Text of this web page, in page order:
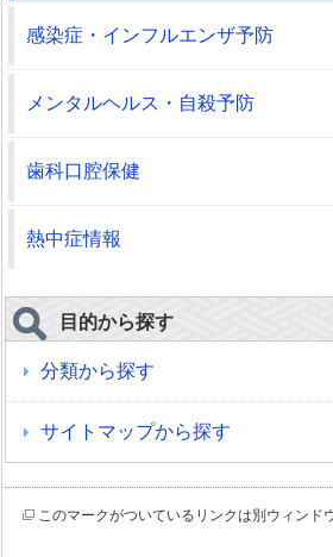
感染症・インフルエンザ予防
メンタルヘルス・自殺予防
歯科口腔保健
熱中症情報
目的から探す
分類から探す
サイトマップから探す
このマークがついているリンクは別ウィンド